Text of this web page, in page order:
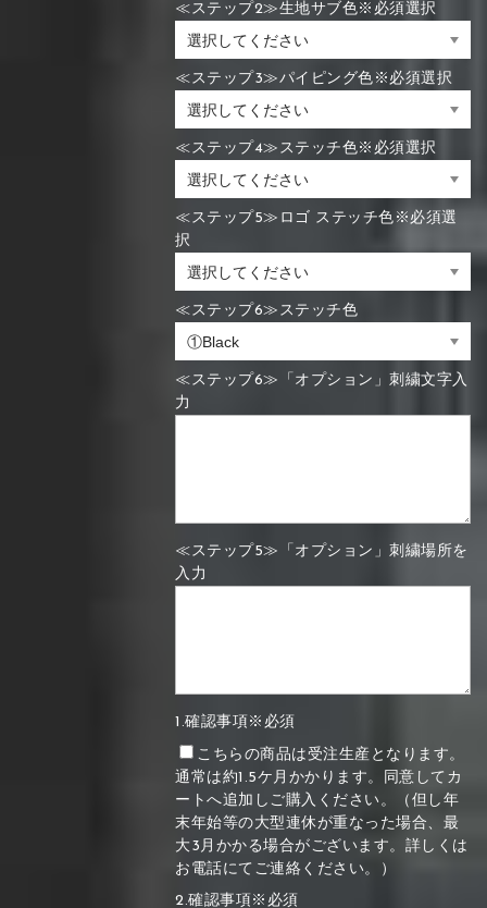
≪ステップ2≫生地サブ色※必須選択
≪ステップ3≫パイピング色※必須選択
≪ステップ4≫ステッチ色※必須選択
≪ステップ5≫ロゴ ステッチ色※必須選
択
≪ステップ6≫ステッチ色
≪ステップ6≫「オプション」刺繍文字入
力
≪ステップ5≫「オプション」刺繍場所を
入力
1.確認事項※必須
こちらの商品は受注生産となります。
通常は約1.5ケ月かかります。同意してカ
ートへ追加しご購入ください。（但し年
末年始等の大型連休が重なった場合、最
大3月かかる場合がございます。詳しくは
お電話にてご連絡ください。）
2.確認事項※必須